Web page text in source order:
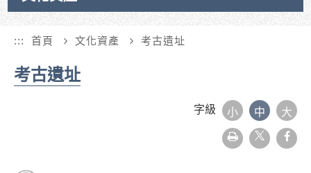
::: 首頁 文化資產 考古遺址
考古遺址
字級 小 中 大
友
善